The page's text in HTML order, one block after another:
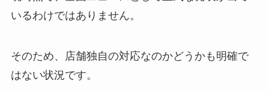
いるわけではありません。
そのため、店舗独自の対応なのかどうかも明確で
はない状況です。